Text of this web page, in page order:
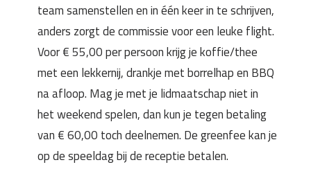
team samenstellen en in één keer in te schrijven,
anders zorgt de commissie voor een leuke flight.
Voor € 55,00 per persoon krijg je koffie/thee
met een lekkernij, drankje met borrelhap en BBQ
na afloop. Mag je met je lidmaatschap niet in
het weekend spelen, dan kun je tegen betaling
van € 60,00 toch deelnemen. De greenfee kan je
op de speeldag bij de receptie betalen.